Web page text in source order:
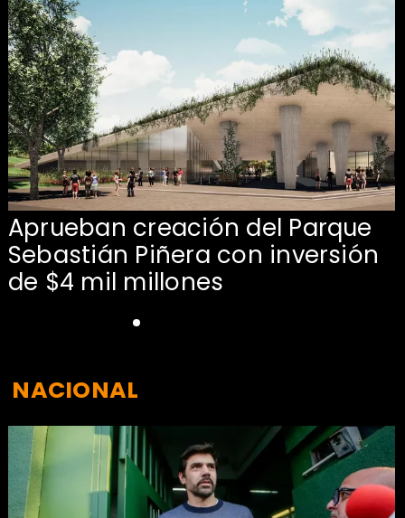
Aprueban creación del Parque
Sebastián Piñera con inversión
de $4 mil millones
NACIONAL